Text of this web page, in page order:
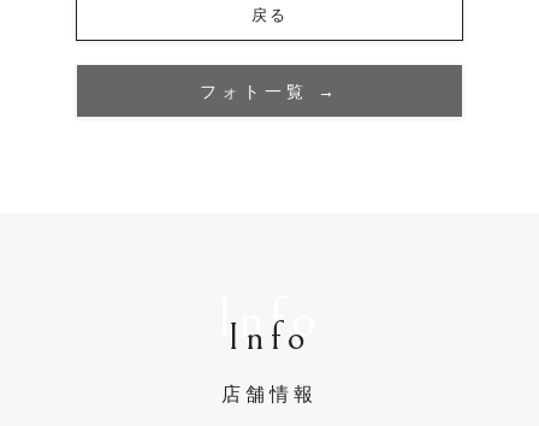
戻る
フォト一覧 →
Info
Info
店舗情報